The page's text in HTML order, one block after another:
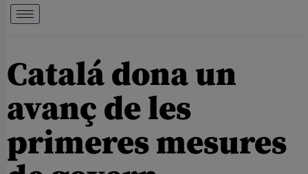
Catalá dona un
avanç de les
primeres mesures